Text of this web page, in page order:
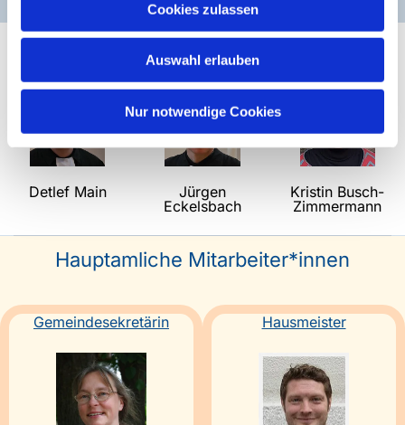
Cookies zulassen
Auswahl erlauben
Nur notwendige Cookies
Pfarrer*innen
Detlef Main
Jürgen
Eckelsbach
Kristin Busch-
Zimmermann
Hauptamliche Mitarbeiter*innen
Gemeindesekretärin Hausmeister